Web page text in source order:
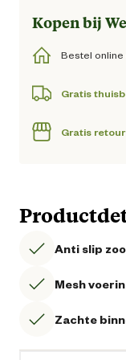
Kopen bij
Bestel online
Gratis
Gratis retour
Anti slip
Mesh
Zachte